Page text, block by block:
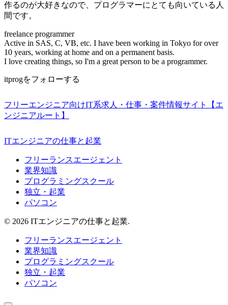
作るのが大好きなので、プログラマーにとても向いている人
間です。
freelance programmer
Active in SAS, C, VB, etc. I have been working in Tokyo for over
10 years, working at home and on a permanent basis.
I love creating things, so I'm a great person to be a programmer.
itprogをフォローする
フリーエンジニア向けIT系求人・仕事・案件情報サイト【エ
ンジニアルート】
ITエンジニアの仕事と起業
フリーランスエージェント
業界知識
プログラミングスクール
独立・起業
パソコン
© 2026 ITエンジニアの仕事と起業.
フリーランスエージェント
業界知識
プログラミングスクール
独立・起業
パソコン